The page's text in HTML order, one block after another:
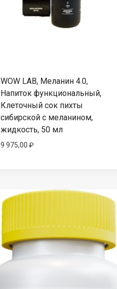
WOW LAB, Меланин 4.0,
Напиток функциональный,
Клеточный сок пихты
сибирской с меланином,
жидкость, 50 мл
9 975,00 ₽